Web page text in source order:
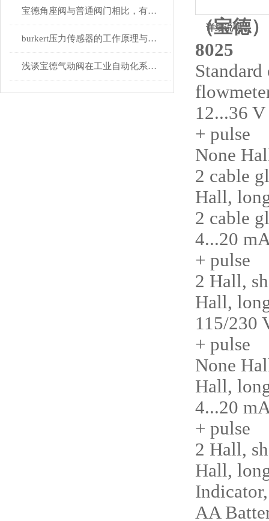
宝德角座阀与普通阀门相比，有何优势？
burkert压力传感器的工作原理与应用领域
浅谈宝德气动阀在工业自动化系统中的作用
详细说明：
（宝德
8025
12...36
+ pulse
None
2 cable
Hall,
2 cable
4...20
+ pulse
2 Hall,
Hall,
115/230
+ pulse
None
Hall,
4...20
+ pulse
2 Hall,
Hall,
AA